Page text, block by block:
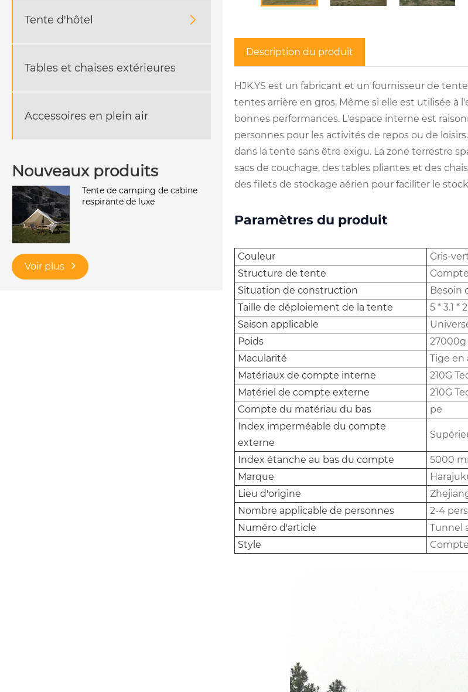
Tente d'hôtel 
Tables et chaises extérieures
Accessoires en plein air
Nouveaux produits
Tente de camping de cabine
respirante de luxe
Voir plus
Description du produit
HJK.YS est un fabricant et un fournisseur de
tentes arrière en gros. Même si elle est utilisée
bonnes performances. L'espace interne est
personnes pour les activités de repos ou de
dans la tente sans être exigu. La zone terrestre
sacs de couchage, des tables pliantes et des
des filets de stockage aérien pour faciliter le
Paramètres du produit
Couleur
Gris-
Structure de tente
Situation de construction
Besoin
Taille de déploiement de la tente
5 * 3.1 *
Saison applicable
Poids
27000g
Macularité
Tige
Matériaux de compte interne
210G
Matériel de compte externe
210G
Compte du matériau du bas
pe
Index imperméable du compte
externe
Index étanche au bas du compte
5000
Marque
Lieu d'origine
Nombre applicable de personnes
2-4
Numéro d'article
Tunnel
Style